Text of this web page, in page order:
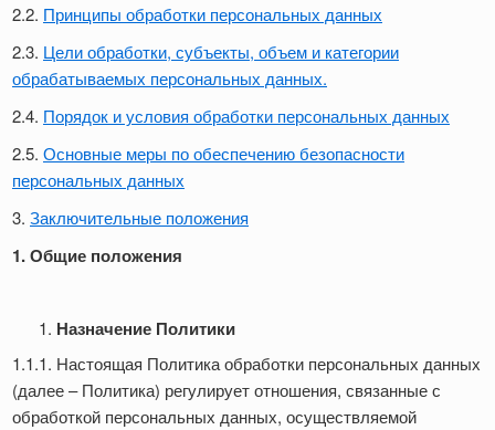
2.2. Принципы обработки персональных данных
2.3. Цели обработки, субъекты, объем и категории
обрабатываемых персональных данных.
2.4. Порядок и условия обработки персональных данных
2.5. Основные меры по обеспечению безопасности
персональных данных
3. Заключительные положения
1. Общие положения
Назначение Политики
1.1.1. Настоящая Политика обработки персональных данных
(далее – Политика) регулирует отношения, связанные с
обработкой персональных данных, осуществляемой